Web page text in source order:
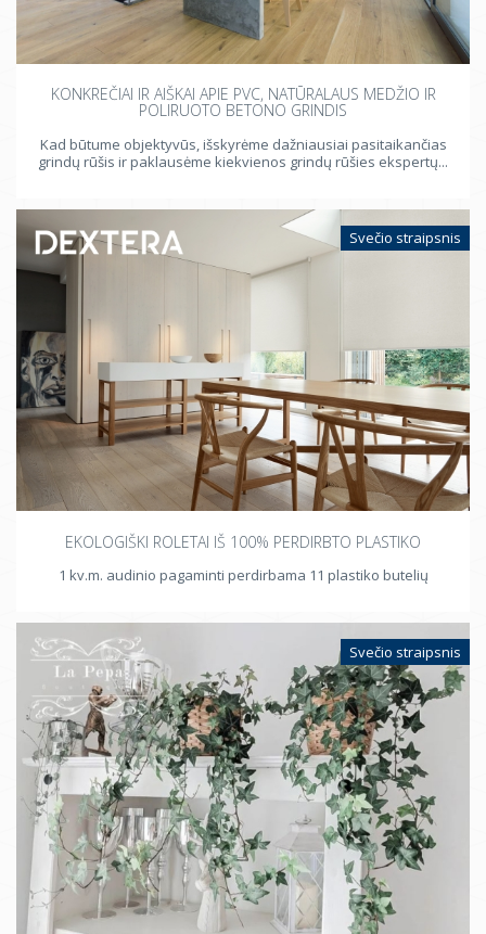
KONKREČIAI IR AIŠKAI APIE PVC, NATŪRALAUS MEDŽIO IR
POLIRUOTO BETONO GRINDIS
Kad būtume objektyvūs, išskyrėme dažniausiai pasitaikančias
grindų rūšis ir paklausėme kiekvienos grindų rūšies ekspertų...
Svečio straipsnis
EKOLOGIŠKI ROLETAI IŠ 100% PERDIRBTO PLASTIKO
1 kv.m. audinio pagaminti perdirbama 11 plastiko butelių
Svečio straipsnis